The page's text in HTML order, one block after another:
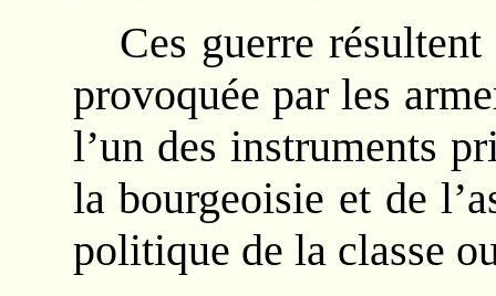
Ces guerre
provoquée par les
l’un des instruments
la bourgeoisie et de
politique de la classe